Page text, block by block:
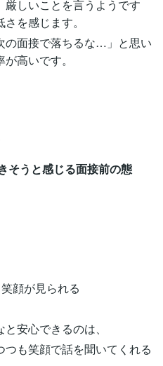
厳しいことを言うようです
を感じます。
の面接で落ちるな…」と思い
高いです。
そうと感じる面接前の態
顔が見られる
安心できるのは、
も笑顔で話を聞いてくれる